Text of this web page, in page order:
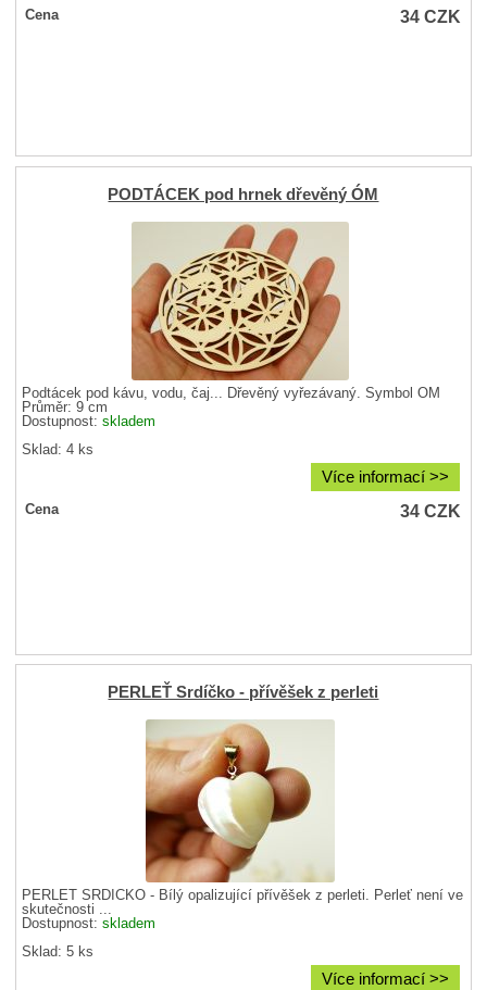
Cena 34CZK
PODTÁCEK pod hrnek dřevěný ÓM
Podtácek pod kávu, vodu, čaj... Dřevěný vyřezávaný. Symbol ÓM
Průměr: 9 cm
Dostupnost:skladem
Sklad: 4 ks
Více informací >>
Cena 34CZK
PERLEŤ Srdíčko - přívěšek z perleti
PERLEŤ SRDÍČKO - Bílý opalizující přívěšek z perleti. Perleť není ve
skutečnosti ...
Dostupnost:skladem
Sklad: 5 ks
Více informací >>